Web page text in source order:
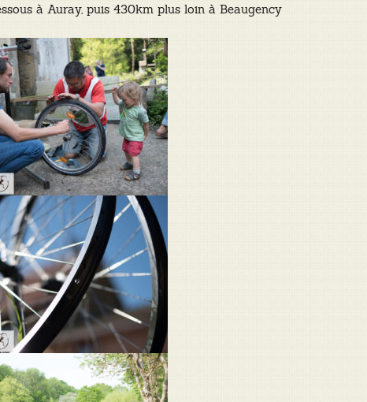
à Auray, puis 430km plus loin à Beaugency